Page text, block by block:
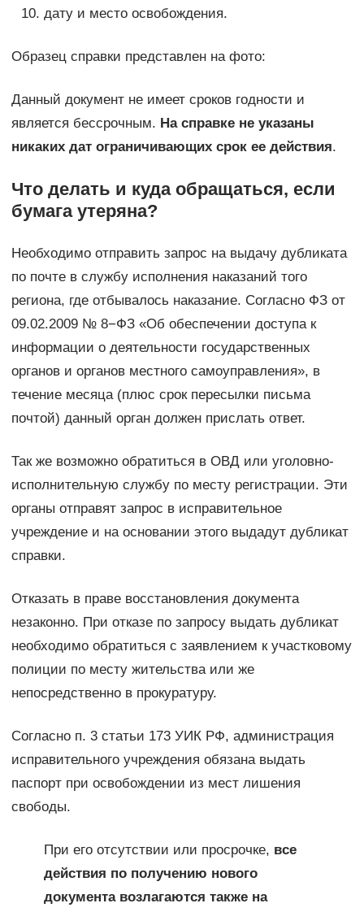
дату и место освобождения.
Образец справки представлен на фото:
Данный документ не имеет сроков годности и
является бессрочным. На справке не указаны
никаких дат ограничивающих срок ее действия.
Что делать и куда обращаться, если
бумага утеряна?
Необходимо отправить запрос на выдачу дубликата
по почте в службу исполнения наказаний того
региона, где отбывалось наказание. Согласно ФЗ от
09.02.2009 № 8−ФЗ «Об обеспечении доступа к
информации о деятельности государственных
органов и органов местного самоуправления», в
течение месяца (плюс срок пересылки письма
почтой) данный орган должен прислать ответ.
Так же возможно обратиться в ОВД или уголовно-
исполнительную службу по месту регистрации. Эти
органы отправят запрос в исправительное
учреждение и на основании этого выдадут дубликат
справки.
Отказать в праве восстановления документа
незаконно. При отказе по запросу выдать дубликат
необходимо обратиться с заявлением к участковому
полиции по месту жительства или же
непосредственно в прокуратуру.
Согласно п. 3 статьи 173 УИК РФ, администрация
исправительного учреждения обязана выдать
паспорт при освобождении из мест лишения
свободы.
При его отсутствии или просрочке, все
действия по получению нового
документа возлагаются также на